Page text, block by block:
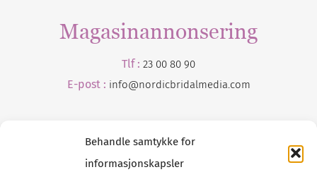
Behandle samtykke for
informasjonskapsler
Magasinannonsering
Tlf : 23 00 80 90
E-post : info@nordicbridalmedia.com